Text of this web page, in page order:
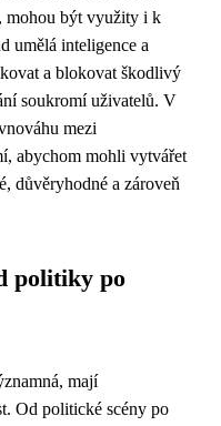
mohou být využity i k
umělá inteligence a
a blokovat škodlivý
soukromí uživatelů. V
mezi
abychom mohli vytvářet
důvěryhodné a zároveň
politiky po
mají
Od politické scény po